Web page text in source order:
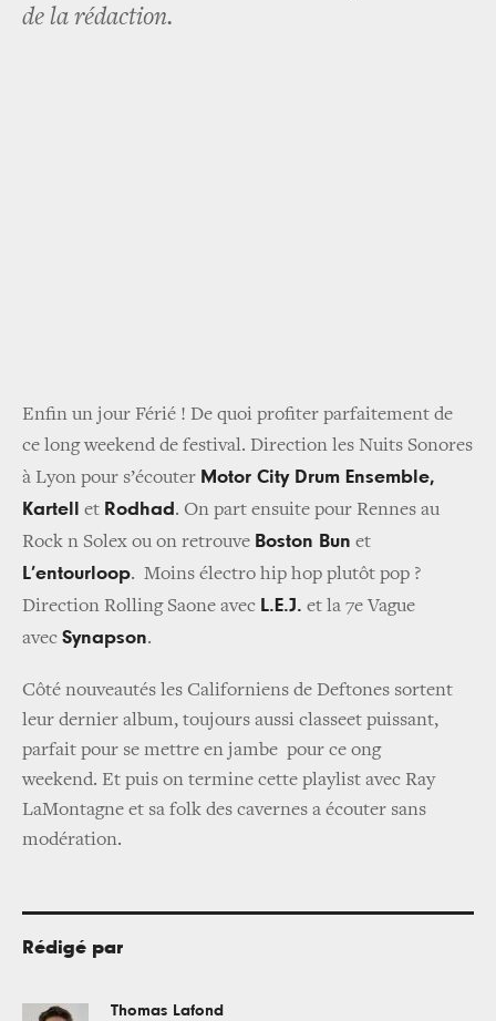
de la rédaction.
Enfin un jour Férié ! De quoi profiter parfaitement de
ce long weekend de festival. Direction les Nuits Sonores
à Lyon pour s’écouter Motor City Drum Ensemble,
Kartell
et Rodhad . On part ensuite pour Rennes au
Rock n Solex ou on retrouve Boston Bun et
L’entourloop. Moins électro hip hop plutôt pop ?
Direction Rolling Saone avec L.E.J. et la 7e Vague
avec Synapson.
Côté nouveautés les Californiens de Deftones sortent
leur dernier album, toujours aussi classeet puissant,
parfait pour se mettre en jambe pour ce ong
weekend. Et puis on termine cette playlist avec Ray
LaMontagne et sa folk des cavernes a écouter sans
modération.
Rédigé par
Thomas Lafond